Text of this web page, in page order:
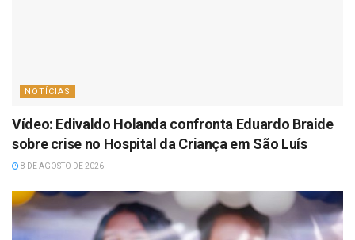
NOTÍCIAS
Vídeo: Edivaldo Holanda confronta Eduardo Braide
sobre crise no Hospital da Criança em São Luís
8 DE AGOSTO DE 2026